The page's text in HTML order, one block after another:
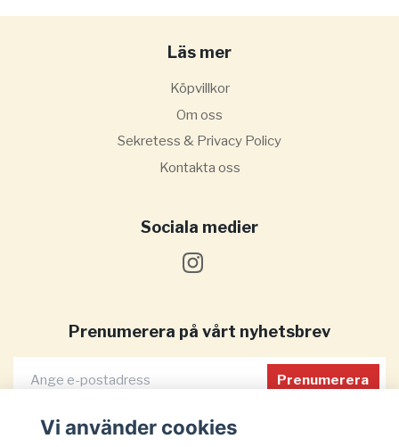
Läs mer
Köpvillkor
Om oss
Sekretess & Privacy Policy
Kontakta oss
Sociala medier
Prenumerera på vårt nyhetsbrev
Prenumerera
Vi använder cookies